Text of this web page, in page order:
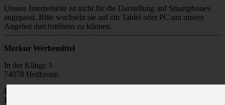
Unsere Internetseite ist nicht für die Darstellung auf Smartphones
angepasst. Bitte wechseln sie auf ein Tablet oder PC um unsere
Angebot durchstöbern zu können.
Merkur Werbemittel
In der Klinge 3
74078 Heilbronn
Fax:
E-Mail: